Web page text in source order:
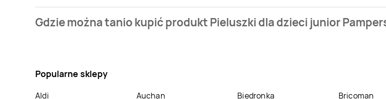
dzieci junior Pampers active baby kosztuje od 34,99 zł do 59,99 zł.
Gdzie można tanio kupić produkt Pieluszki dla dzieci junior
Popularne sklepy
Aldi Auchan Biedronka Bricoman